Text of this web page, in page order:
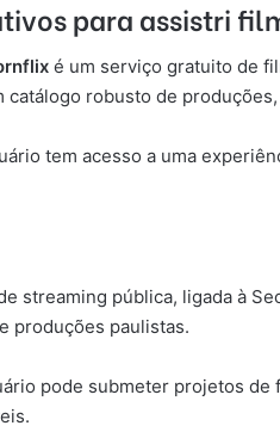
para assistri
é um serviço gratuito de
robusto de
tem acesso a uma
streaming pública, ligada à
produções paulistas.
pode submeter projetos